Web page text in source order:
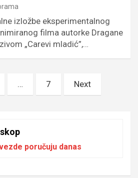
izložbe eksperimentalnog
filma autorke Dragane
„Carevi mladić”,…
… 7 Next
poručuju danas